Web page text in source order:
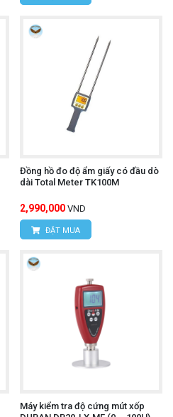
Đồng hồ đo độ ẩm giấy có đầu dò
dài Total Meter TK100M
2,990,000 VND
ĐẶT MUA
Máy kiểm tra độ cứng mút xốp